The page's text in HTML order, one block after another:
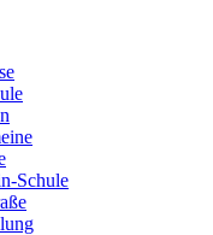
Schule